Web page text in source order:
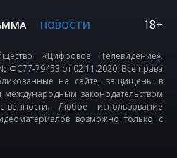
НОВОСТИ 18+
«Цифровое Телевидение».
79453 от 02.11.2020. Все права
на сайте, защищены в
международным законодательством
Любое использование
возможно только с